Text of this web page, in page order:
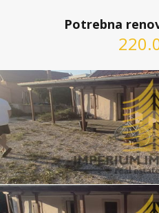
Potrebna